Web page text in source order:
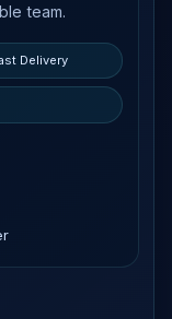
team.
Delivery